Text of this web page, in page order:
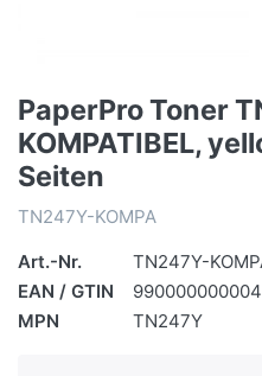
PaperPro Toner
KOMPATIBEL,
Seiten
TN247Y-KOMPA
Art.-Nr.
TN247Y-
EAN / GTIN
MPN
TN247Y